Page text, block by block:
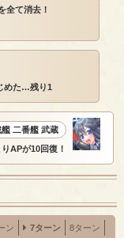
全て消去！
めた…残り1
二番艦 武蔵
APが10回復！
ン 7ターン
8ターン